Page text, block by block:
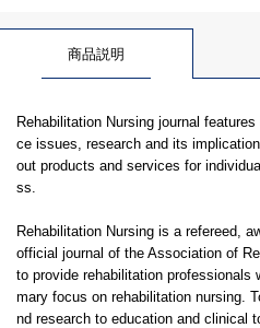
商品説明
Rehabilitation Nursing journal
ce issues, research and its
out products and services for
ss.
Rehabilitation Nursing is a refereed,
official journal of the Association of
to provide rehabilitation professionals
mary focus on rehabilitation nursing.
nd research to education and clinical